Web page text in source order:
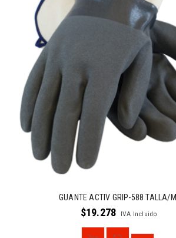
GUANTE ACTIV GRIP-588 TALLA/M
$19.278 IVA Incluido